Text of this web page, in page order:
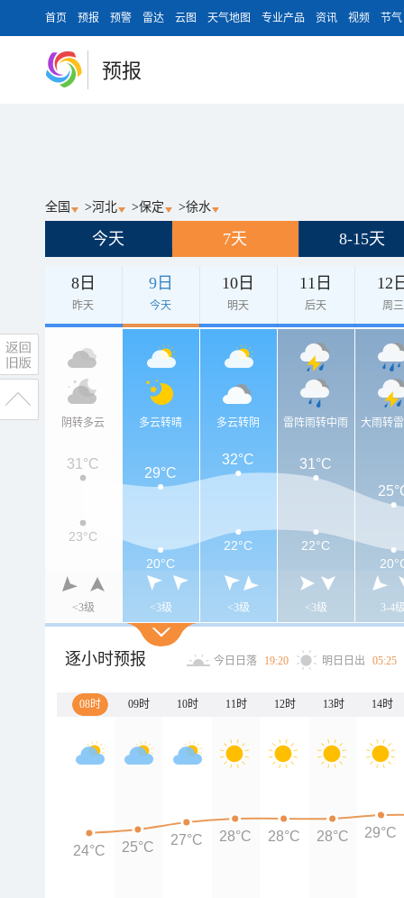
首页 预报 预警 雷达 云图 天气地图 专业产品 资讯 视频 节气
预报
全国 >河北 >保定 >徐水
今天 7天 8-15天
8日
昨天
9日
今天
10日
明天
11日
后天
12
周三
阴转多云
<3级
多云转晴
<3级
多云转阴
<3级
雷阵雨转中雨
<3级
大雨转
3-4
31°C
29°C
32°C
31°C
23°C
20°C
22°C
22°C
逐小时预报 今日日落 19:20 明日日出 05:25
08时 09时 10时 11时 12时 13时 14时
24°C 25°C 27°C 28°C 28°C 28°C 29°C